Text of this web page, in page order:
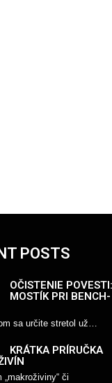
POSTS
OČISTENIE POVESTI:
MOSTÍK PRI BENCH-
sa určite stretol už…
KRÁTKA PRÍRUČKA
„makroživiny“ či